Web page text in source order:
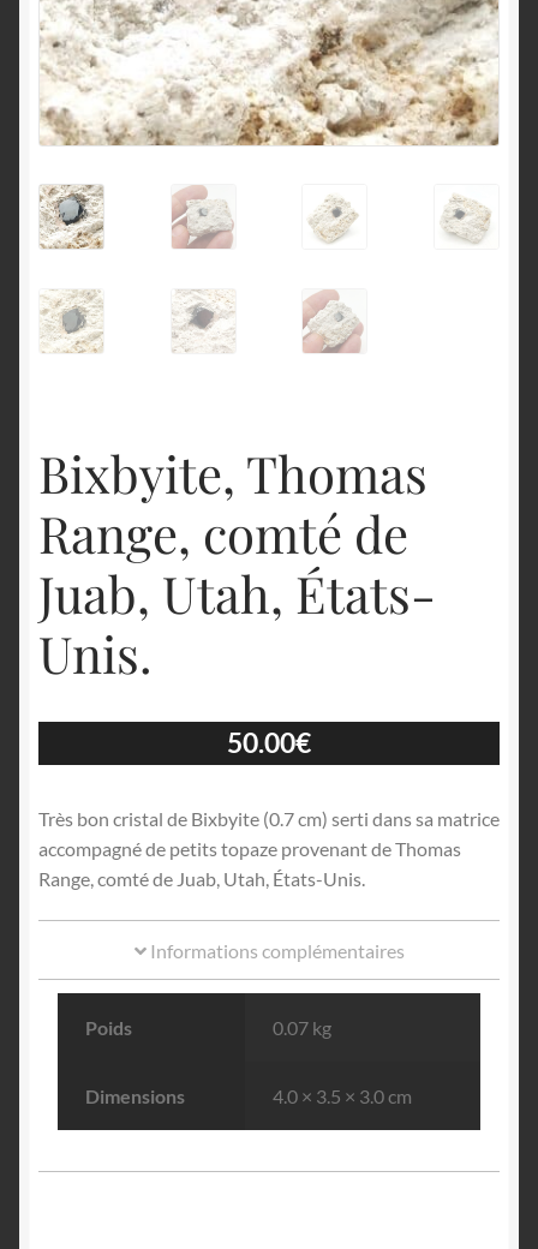
Bixbyite, Thomas
Range, comté de
Juab, Utah, États-
Unis.
50.00€
Très bon cristal de Bixbyite (0.7 cm) serti dans sa matrice
accompagné de petits topaze provenant de Thomas
Range, comté de Juab, Utah, États-Unis.
Informations complémentaires
Poids 0.07 kg
Dimensions 4.0 × 3.5 × 3.0 cm